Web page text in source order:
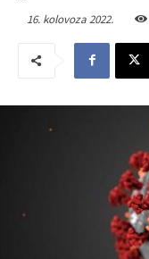
16. kolovoza 2022.